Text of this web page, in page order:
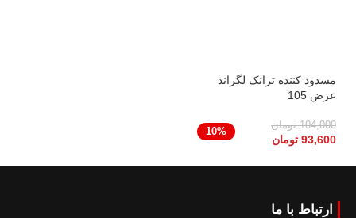
مسدود کننده ترانک لگراند
عرض 105
104,000 تومان
93,600 تومان
10%
ارتباط با ما